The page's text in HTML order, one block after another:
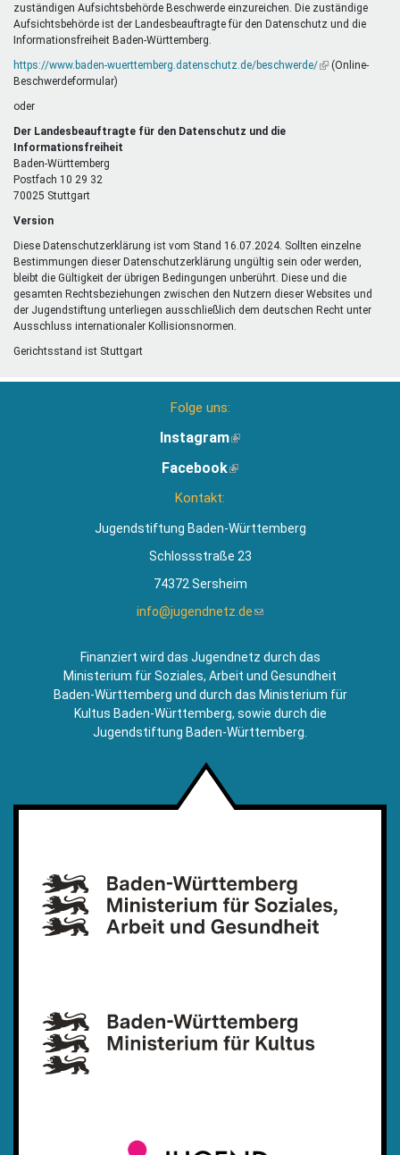
zuständigen Aufsichtsbehörde Beschwerde einzureichen. Die zuständige
Aufsichtsbehörde ist der Landesbeauftragte für den Datenschutz und die
Informationsfreiheit Baden-Württemberg.
https://www.baden-wuerttemberg.datenschutz.de/beschwerde/(Link(Online-
Beschwerdeformular)
oder
Der Landesbeauftragte für den Datenschutz und die
Informationsfreiheit
Baden-Württemberg
Postfach 10 29 32
70025 Stuttgart
Version
Diese Datenschutzerklärung ist vom Stand 16.07.2024. Sollten einzelne
Bestimmungen dieser Datenschutzerklärung ungültig sein oder werden,
bleibt die Gültigkeit der übrigen Bedingungen unberührt. Diese und die
gesamten Rechtsbeziehungen zwischen den Nutzern dieser Websites und
der Jugendstiftung unterliegen ausschließlich dem deutschen Recht unter
Ausschluss internationaler Kollisionsnormen.
Gerichtsstand ist Stuttgart
Folge uns:
Instagram(Link
extern)
Facebook(Link
Kontakt:
Jugendstiftung Baden-Württemberg
Schlossstraße 23
74372 Sersheim
info@jugendnetz.de(Link
Mail)
Finanziert wird das Jugendnetz durch das
Ministerium für Soziales, Arbeit und Gesundheit
Baden-Württemberg und durch das Ministerium für
Kultus Baden-Württemberg, sowie durch die
Jugendstiftung Baden-Württemberg.